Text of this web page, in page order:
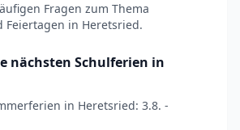
Fragen zum Thema
Feiertagen in Heretsried.
nächsten Schulferien in
in Heretsried: 3.8. -